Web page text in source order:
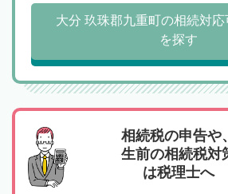
大分 玖珠郡九重町の相続対
を探す
相続税の申告や、
生前の相続税対
は税理士へ